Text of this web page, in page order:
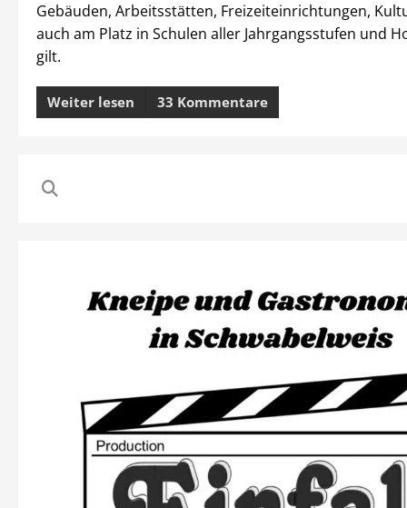
Gebäuden, Arbeitsstätten, Freizeiteinrichtungen,
auch am Platz in Schulen aller Jahrgangsstufen und
gilt.
Weiter lesen 33 Kommentare